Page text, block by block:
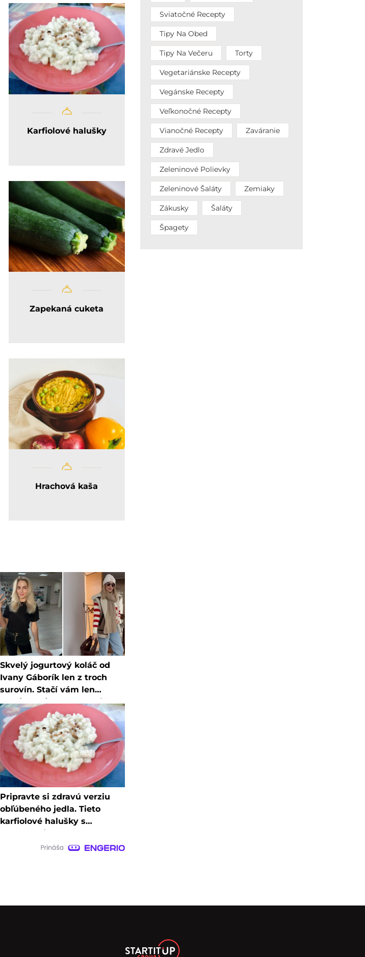
Karfiolové halušky
Zapekaná cuketa
Hrachová kaša
Skvelý jogurtový koláč od
Ivany Gáborík len z troch
surovín. Stačí vám len
chvíľka voľného času a je
hotový
Pripravte si zdravú verziu
obľúbeného jedla. Tieto
karfiolové halušky s
bryndzou jednoznačne
musíte vyskúšať
Sviatočné Recepty
Tipy Na Obed
Tipy Na Večeru Torty
Vegetariánske Recepty
Vegánske Recepty
Veľkonočné Recepty
Vianočné Recepty Zaváranie
Zdravé Jedlo
Zeleninové Polievky
Zeleninové Šaláty Zemiaky
Zákusky Šaláty
Špagety